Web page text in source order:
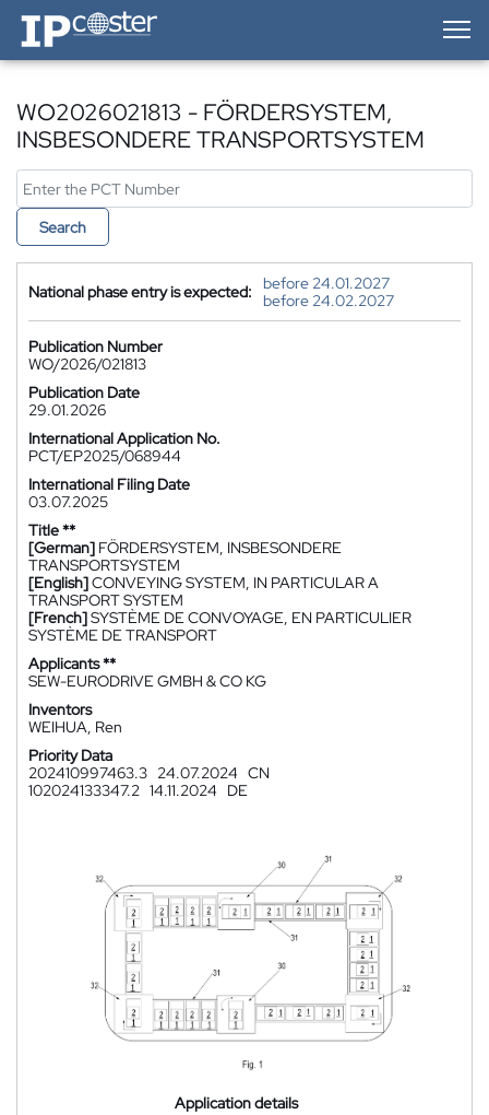
IP-Coster — Home
WO2026021813 - FÖRDERSYSTEM,
INSBESONDERE TRANSPORTSYSTEM
Search
National phase entry is expected:
before 24.01.2027
before 24.02.2027
Publication Number
WO/2026/021813
Publication Date
29.01.2026
International Application No.
PCT/EP2025/068944
International Filing Date
03.07.2025
Title **
[German] FÖRDERSYSTEM, INSBESONDERE
TRANSPORTSYSTEM
[English]CONVEYING SYSTEM, IN PARTICULAR A
TRANSPORT SYSTEM
[French]SYSTÈME DE CONVOYAGE, EN PARTICULIER
SYSTÈME DE TRANSPORT
Applicants **
SEW-EURODRIVE GMBH & CO KG
Inventors
WEIHUA, Ren
Priority Data
202410997463.3 24.07.2024 CN
102024133347.2 14.11.2024 DE
Application details